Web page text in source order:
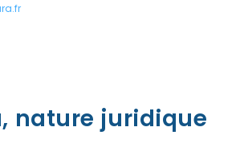
nature juridique